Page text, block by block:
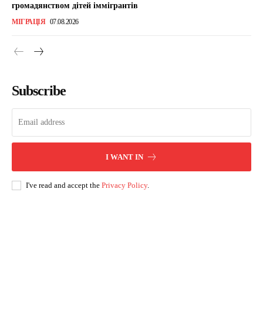
громадянством дітей іммігрантів
МІГРАЦІЯ 07.08.2026
Subscribe
I WANT IN
I've read and accept the Privacy Policy.